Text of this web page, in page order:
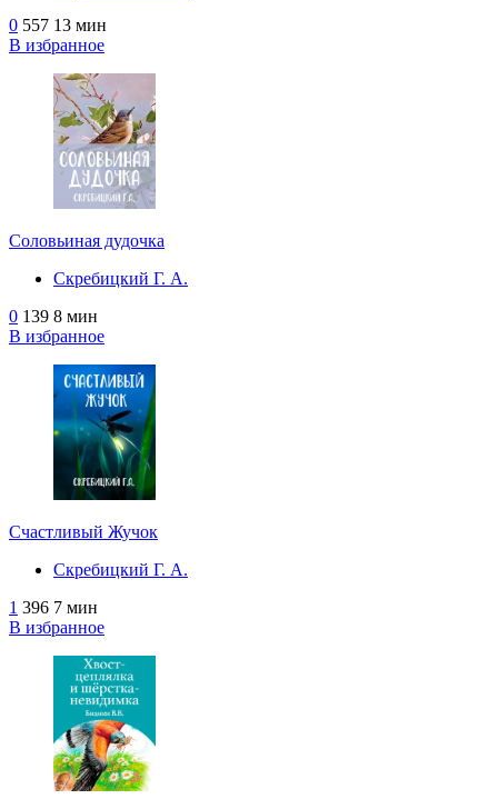
0 557 13 мин
В избранное
Соловьиная дудочка
Скребицкий Г. А.
0 139 8 мин
В избранное
Счастливый Жучок
Скребицкий Г. А.
1 396 7 мин
В избранное